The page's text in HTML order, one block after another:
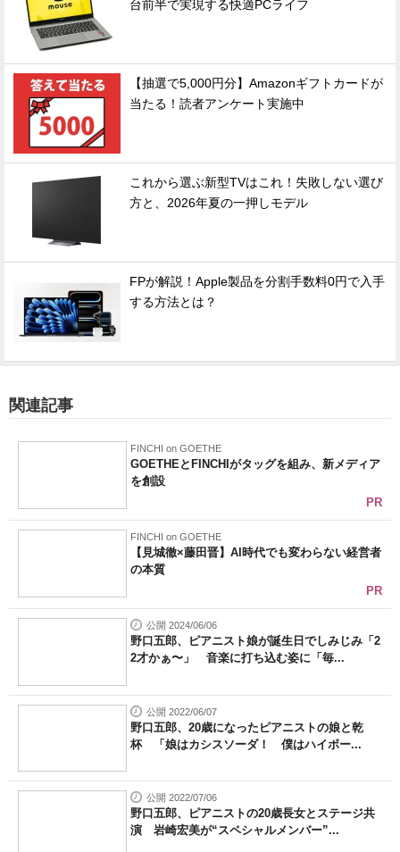
台前半で実現する快適PCライフ
【抽選で5,000円分】Amazonギフトカードが
当たる！読者アンケート実施中
これから選ぶ新型TVはこれ！失敗しない選び
方と、2026年夏の一押しモデル
FPが解説！Apple製品を分割手数料0円で入手
する方法とは？
関連記事
FINCHI on GOETHE
GOETHEとFINCHIがタッグを組み、新メディア
を創設
PR
FINCHI on GOETHE
【見城徹×藤田晋】AI時代でも変わらない経営者
の本質
PR
公開 2024/06/06
野口五郎、ピアニスト娘が誕生日でしみじみ「2
2才かぁ〜」 音楽に打ち込む姿に「毎...
公開 2022/06/07
野口五郎、20歳になったピアニストの娘と乾
杯 「娘はカシスソーダ！ 僕はハイボー...
公開 2022/07/06
野口五郎、ピアニストの20歳長女とステージ共
演 岩崎宏美が“スペシャルメンバー”...